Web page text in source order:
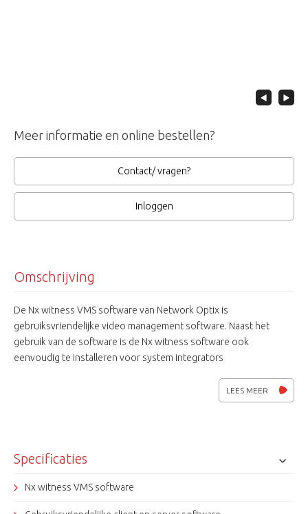
Meer informatie en online bestellen?
Contact/ vragen?
Inloggen
Omschrijving
De Nx witness VMS software van Network Optix is
gebruiksvriendelijke video management software. Naast het
gebruik van de software is de Nx witness software ook
eenvoudig te installeren voor system integrators
en Nx Witness servers in het netwerk zien. Het is eenvoudig om
verschillende schermweergaven te maken en deze zijn dan
selecteert dan een bepaald gebied en de software laat dat zien
wanneer er beweging is geweest in dat gebied en speelt
vervolgens alleen die momenten af. Met de software is het
LEES MEER
Specificaties
Nx witness VMS software